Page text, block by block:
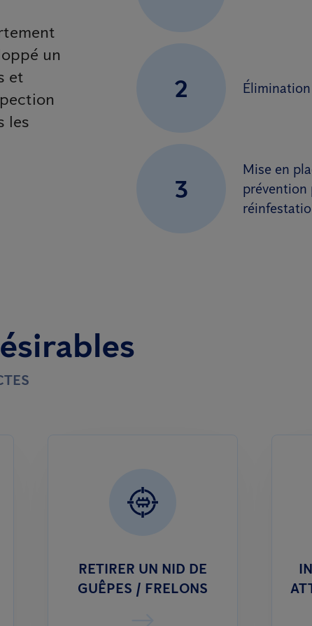
un
et
les
2
3
Mise en
prévention
RETIRER UN NID DE
GUÊPES / FRELONS